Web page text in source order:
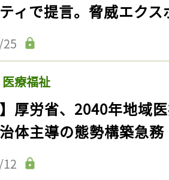
ィで提言。脅威エク
療福祉
】厚労省、2040年地域
体主導の態勢構築急務